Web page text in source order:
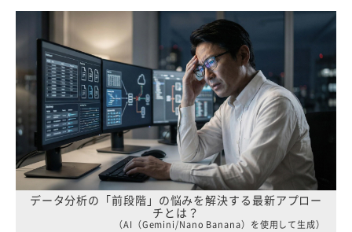
データ分析の「前段階」の悩みを解決する最新アプロー
チとは？
（AI（Gemini/Nano Banana）を使用して生成）